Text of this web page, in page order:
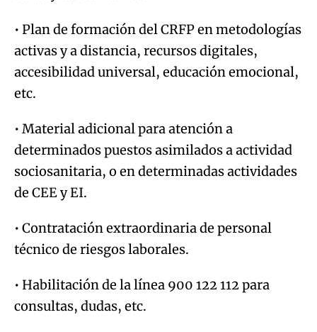
• Plan de formación del CRFP en metodologías
activas y a distancia, recursos digitales,
accesibilidad universal, educación emocional,
etc.
• Material adicional para atención a
determinados puestos asimilados a actividad
sociosanitaria, o en determinadas actividades
de CEE y EI.
• Contratación extraordinaria de personal
técnico de riesgos laborales.
• Habilitación de la línea 900 122 112 para
consultas, dudas, etc.